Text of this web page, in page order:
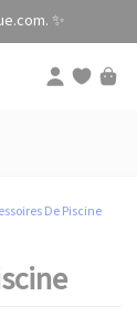
✨
De Piscine